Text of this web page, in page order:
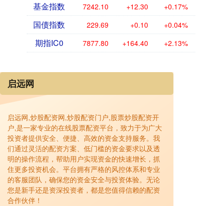
基金指数 7242.10 +12.30 +0.17%
国债指数 229.69 +0.10 +0.04%
期指IC0 7877.80 +164.40 +2.13%
启远网
启远网,炒股配资网,炒股配资门户,股票炒股配资开
户,是一家专业的在线股票配资平台，致力于为广大
投资者提供安全、便捷、高效的资金支持服务。我
们通过灵活的配资方案、低门槛的资金要求以及透
明的操作流程，帮助用户实现资金的快速增长，抓
住更多投资机会。平台拥有严格的风控体系和专业
的客服团队，确保您的资金安全与投资体验。无论
您是新手还是资深投资者，都是您值得信赖的配资
合作伙伴！